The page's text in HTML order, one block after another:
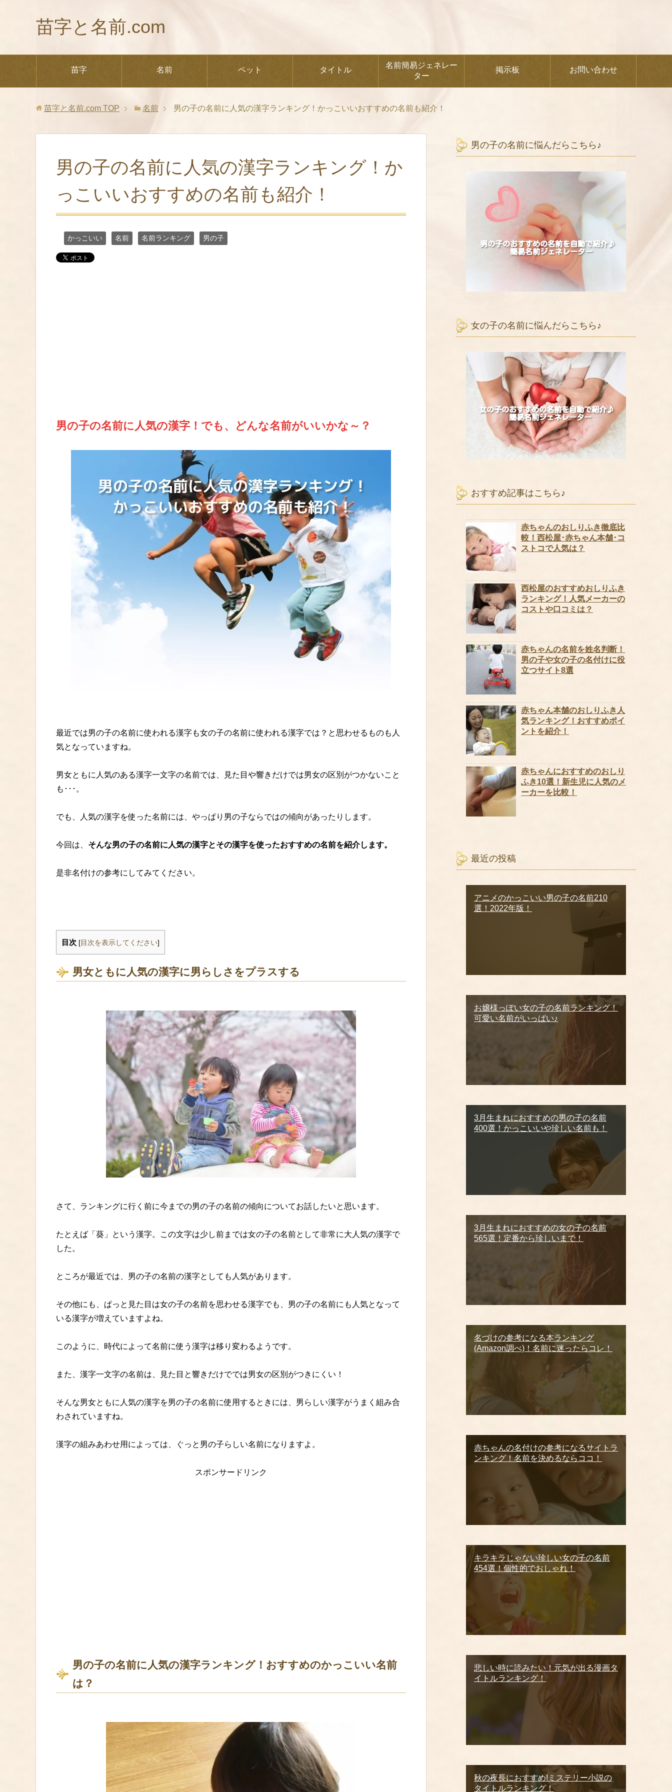
苗字と名前.com
苗字 名前 ペット タイトル
名前簡易ジェネレー
ター
掲示板 お問い合わせ
苗字と名前.com TOP 名前 男の子の名前に人気の漢字ランキング！かっこいいおすすめの名前も紹介！
男の子の名前に人気の漢字ランキング！か
っこいいおすすめの名前も紹介！
かっこいい 名前 名前ランキング 男の子
男の子の名前に人気の漢字！でも、どんな名前がいいかな～？
最近では男の子の名前に使われる漢字も女の子の名前に使われる漢字では？と思わせるものも人
気となっていますね。
男女ともに人気のある漢字一文字の名前では、見た目や響きだけでは男女の区別がつかないこと
も･･･。
でも、人気の漢字を使った名前には、やっぱり男の子ならではの傾向があったりします。
今回は、 そんな男の子の名前に人気の漢字とその漢字を使ったおすすめの名前を紹介します。
是非名付けの参考にしてみてください。
目次 [ 目次を表示してください]
男女ともに人気の漢字に男らしさをプラスする
さて、ランキングに行く前に今までの男の子の名前の傾向についてお話したいと思います。
たとえば「葵」という漢字。この文字は少し前までは女の子の名前として非常に大人気の漢字で
した。
ところが最近では、男の子の名前の漢字としても人気があります。
その他にも、ぱっと見た目は女の子の名前を思わせる漢字でも、男の子の名前にも人気となって
いる漢字が増えていますよね。
このように、時代によって名前に使う漢字は移り変わるようです。
また、漢字一文字の名前は、見た目と響きだけででは男女の区別がつきにくい！
そんな男女ともに人気の漢字を男の子の名前に使用するときには、男らしい漢字がうまく組み合
わされていますね。
漢字の組みあわせ用によっては、ぐっと男の子らしい名前になりますよ。
スポンサードリンク
男の子の名前に人気の漢字ランキング！おすすめのかっこいい名前
は？
男の子の名前に悩んだらこちら♪
女の子の名前に悩んだらこちら♪
おすすめ記事はこちら♪
赤ちゃんのおしりふき徹底比
較！西松屋･赤ちゃん本舗･コ
ストコで人気は？
西松屋のおすすめおしりふき
ランキング！人気メーカーの
コストや口コミは？
赤ちゃんの名前を姓名判断！
男の子や女の子の名付けに役
立つサイト8選
赤ちゃん本舗のおしりふき人
気ランキング！おすすめポイ
ントを紹介！
赤ちゃんにおすすめのおしり
ふき10選！新生児に人気のメ
ーカーを比較！
最近の投稿
アニメのかっこいい男の子の名前210
選！2022年版！
お嬢様っぽい女の子の名前ランキング！
可愛い名前がいっぱい♪
3月生まれにおすすめの男の子の名前
400選！かっこいいや珍しい名前も！
3月生まれにおすすめの女の子の名前
565選！定番から珍しいまで！
名づけの参考になる本ランキング
(Amazon調べ)！名前に迷ったらコレ！
赤ちゃんの名付けの参考になるサイトラ
ンキング！名前を決めるならココ！
キラキラじゃない珍しい女の子の名前
454選！個性的でおしゃれ！
悲しい時に読みたい！元気が出る漫画タ
イトルランキング！
秋の夜長におすすめ!ミステリー小説の
タイトルランキング！